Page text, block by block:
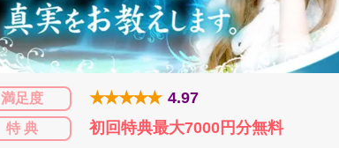
満足度 ★★★★★ 4.97
特 典 初回特典最大7000円分無料